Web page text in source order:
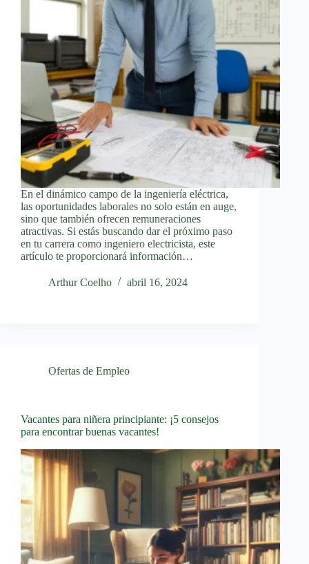
En el dinámico campo de la ingeniería eléctrica,
las oportunidades laborales no solo están en auge,
sino que también ofrecen remuneraciones
atractivas. Si estás buscando dar el próximo paso
en tu carrera como ingeniero electricista, este
artículo te proporcionará información…
Arthur Coelho abril 16, 2024
Ofertas de Empleo
Vacantes para niñera principiante: ¡5 consejos
para encontrar buenas vacantes!